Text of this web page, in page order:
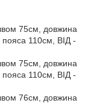
75см, довжина
пояса 110см, ВІД -
75см, довжина
пояса 110см, ВІД -
76см, довжина